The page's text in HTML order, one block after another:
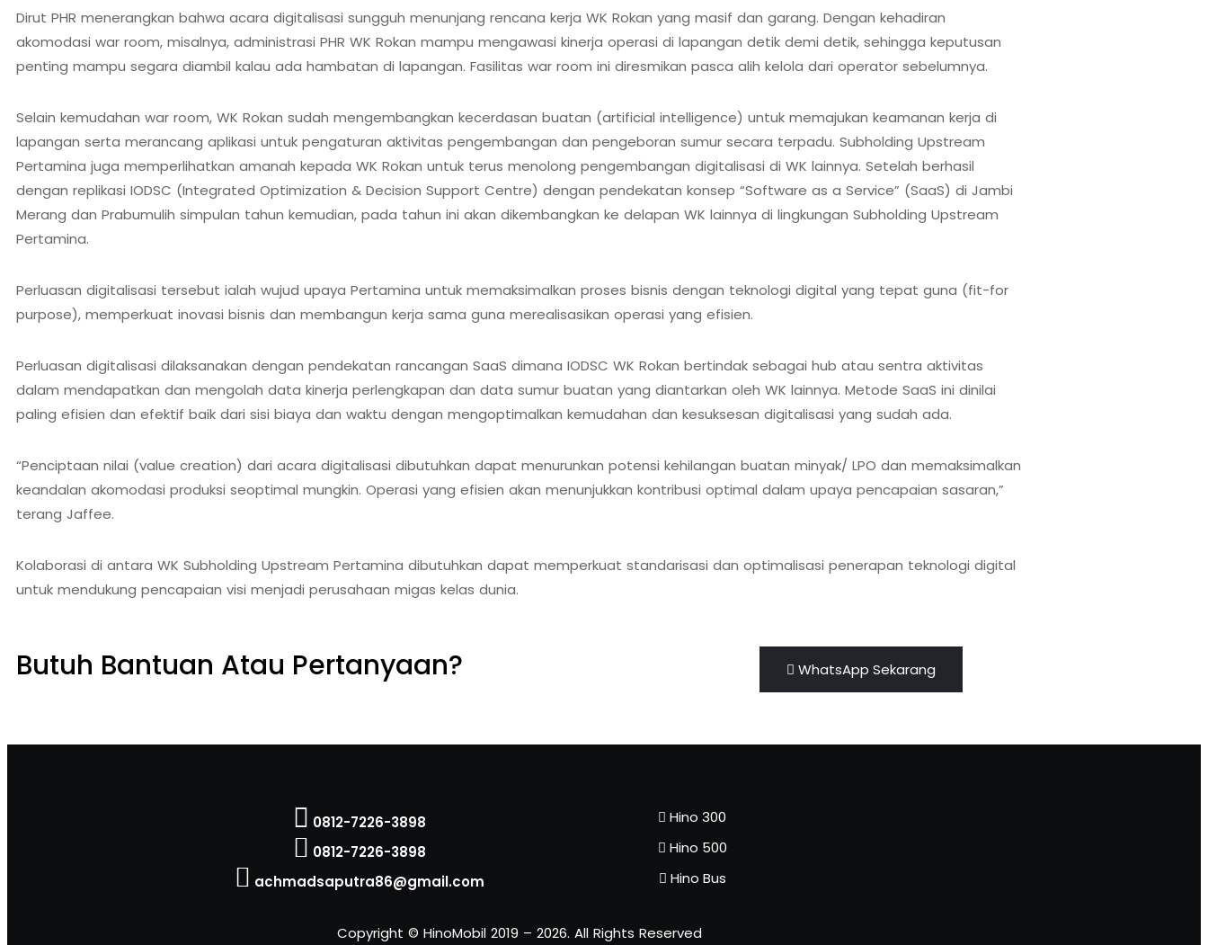
Dirut PHR menerangkan bahwa acara digitalisasi sungguh menunjang rencana kerja WK Rokan yang masif dan garang. Dengan kehadiran
akomodasi war room, misalnya, administrasi PHR WK Rokan mampu mengawasi kinerja operasi di lapangan detik demi detik, sehingga keputusan
penting mampu segara diambil kalau ada hambatan di lapangan. Fasilitas war room ini diresmikan pasca alih kelola dari operator sebelumnya.
Selain kemudahan war room, WK Rokan sudah mengembangkan kecerdasan buatan (artificial intelligence) untuk memajukan keamanan kerja di
lapangan serta merancang aplikasi untuk pengaturan aktivitas pengembangan dan pengeboran sumur secara terpadu. Subholding Upstream
Pertamina juga memperlihatkan amanah kepada WK Rokan untuk terus menolong pengembangan digitalisasi di WK lainnya. Setelah berhasil
dengan replikasi IODSC (Integrated Optimization & Decision Support Centre) dengan pendekatan konsep “Software as a Service” (SaaS) di Jambi
Merang dan Prabumulih simpulan tahun kemudian, pada tahun ini akan dikembangkan ke delapan WK lainnya di lingkungan Subholding Upstream
Pertamina.
Perluasan digitalisasi tersebut ialah wujud upaya Pertamina untuk memaksimalkan proses bisnis dengan teknologi digital yang tepat guna (fit-for
purpose), memperkuat inovasi bisnis dan membangun kerja sama guna merealisasikan operasi yang efisien.
Perluasan digitalisasi dilaksanakan dengan pendekatan rancangan SaaS dimana IODSC WK Rokan bertindak sebagai hub atau sentra aktivitas
dalam mendapatkan dan mengolah data kinerja perlengkapan dan data sumur buatan yang diantarkan oleh WK lainnya. Metode SaaS ini dinilai
paling efisien dan efektif baik dari sisi biaya dan waktu dengan mengoptimalkan kemudahan dan kesuksesan digitalisasi yang sudah ada.
“Penciptaan nilai (value creation) dari acara digitalisasi dibutuhkan dapat menurunkan potensi kehilangan buatan minyak/ LPO dan memaksimalkan
keandalan akomodasi produksi seoptimal mungkin. Operasi yang efisien akan menunjukkan kontribusi optimal dalam upaya pencapaian sasaran,”
terang Jaffee.
Kolaborasi di antara WK Subholding Upstream Pertamina dibutuhkan dapat memperkuat standarisasi dan optimalisasi penerapan teknologi digital
untuk mendukung pencapaian visi menjadi perusahaan migas kelas dunia.
Butuh Bantuan Atau Pertanyaan? WhatsApp Sekarang
0812-7226-3898
0812-7226-3898
achmadsaputra86@gmail.com
Hino 300
Hino 500
Hino Bus
Copyright © HinoMobil 2019 – 2026. All Rights Reserved